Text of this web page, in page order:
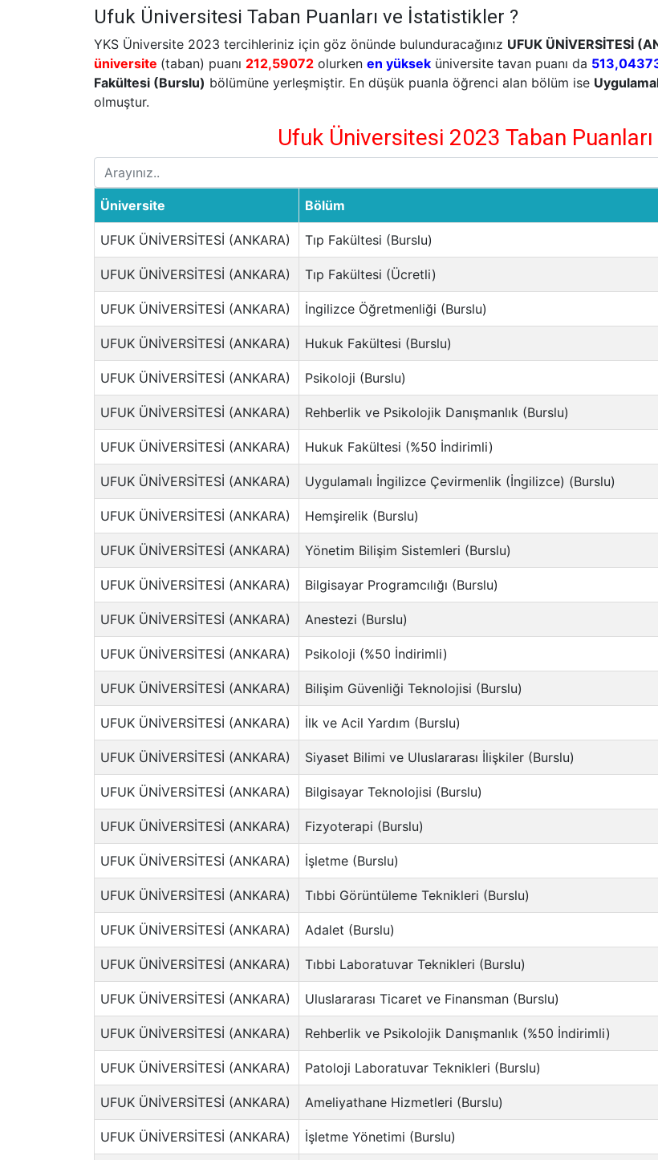
Ufuk Üniversitesi Taban Puanları ve İstatistikler ?
YKS Üniversite 2023 tercihleriniz için göz önünde bulunduracağınız UFUK ÜNİVERSİTESİ
üniversite (taban) puanı 212,59072 olurken en yüksek üniversite tavan puanı da
Fakültesi (Burslu) bölümüne yerleşmiştir. En düşük puanla öğrenci alan bölüm ise
olmuştur.
Ufuk Üniversitesi 2023 Taban
Üniversite Bölüm
UFUK ÜNİVERSİTESİ (ANKARA) Tıp Fakültesi (Burslu)
UFUK ÜNİVERSİTESİ (ANKARA) Tıp Fakültesi (Ücretli)
UFUK ÜNİVERSİTESİ (ANKARA) İngilizce Öğretmenliği (Burslu)
UFUK ÜNİVERSİTESİ (ANKARA) Hukuk Fakültesi (Burslu)
UFUK ÜNİVERSİTESİ (ANKARA) Psikoloji (Burslu)
UFUK ÜNİVERSİTESİ (ANKARA) Rehberlik ve Psikolojik Danışmanlık (Burslu)
UFUK ÜNİVERSİTESİ (ANKARA) Hukuk Fakültesi (%50 İndirimli)
UFUK ÜNİVERSİTESİ (ANKARA) Uygulamalı İngilizce Çevirmenlik (İngilizce) (Burslu)
UFUK ÜNİVERSİTESİ (ANKARA) Hemşirelik (Burslu)
UFUK ÜNİVERSİTESİ (ANKARA) Yönetim Bilişim Sistemleri (Burslu)
UFUK ÜNİVERSİTESİ (ANKARA) Bilgisayar Programcılığı (Burslu)
UFUK ÜNİVERSİTESİ (ANKARA) Anestezi (Burslu)
UFUK ÜNİVERSİTESİ (ANKARA) Psikoloji (%50 İndirimli)
UFUK ÜNİVERSİTESİ (ANKARA) Bilişim Güvenliği Teknolojisi (Burslu)
UFUK ÜNİVERSİTESİ (ANKARA) İlk ve Acil Yardım (Burslu)
UFUK ÜNİVERSİTESİ (ANKARA) Siyaset Bilimi ve Uluslararası İlişkiler (Burslu)
UFUK ÜNİVERSİTESİ (ANKARA) Bilgisayar Teknolojisi (Burslu)
UFUK ÜNİVERSİTESİ (ANKARA) Fizyoterapi (Burslu)
UFUK ÜNİVERSİTESİ (ANKARA) İşletme (Burslu)
UFUK ÜNİVERSİTESİ (ANKARA) Tıbbi Görüntüleme Teknikleri (Burslu)
UFUK ÜNİVERSİTESİ (ANKARA) Adalet (Burslu)
UFUK ÜNİVERSİTESİ (ANKARA) Tıbbi Laboratuvar Teknikleri (Burslu)
UFUK ÜNİVERSİTESİ (ANKARA) Uluslararası Ticaret ve Finansman (Burslu)
UFUK ÜNİVERSİTESİ (ANKARA) Rehberlik ve Psikolojik Danışmanlık (%50 İndirimli)
UFUK ÜNİVERSİTESİ (ANKARA) Patoloji Laboratuvar Teknikleri (Burslu)
UFUK ÜNİVERSİTESİ (ANKARA) Ameliyathane Hizmetleri (Burslu)
UFUK ÜNİVERSİTESİ (ANKARA) İşletme Yönetimi (Burslu)